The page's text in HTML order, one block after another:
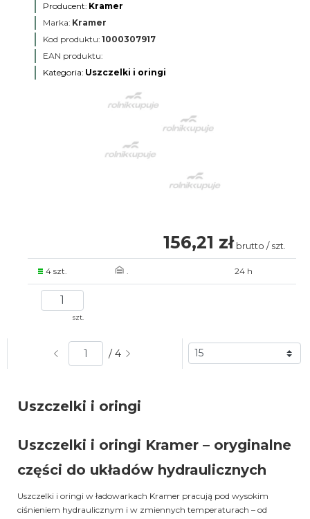
Producent: Kramer
Marka: Kramer
Kod produktu: 1000307917
EAN produktu:
Kategoria: Uszczelki i oringi
156,21 zł brutto / szt.
4 szt. . 24 h
szt.
/ 4
Uszczelki i oringi
Uszczelki i oringi Kramer – oryginalne
części do układów hydraulicznych
Uszczelki i oringi w ładowarkach Kramer pracują pod wysokim
ciśnieniem hydraulicznym i w zmiennych temperaturach – od